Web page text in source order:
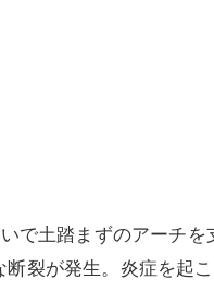
土踏まずのアーチ
裂が発生。炎症を起